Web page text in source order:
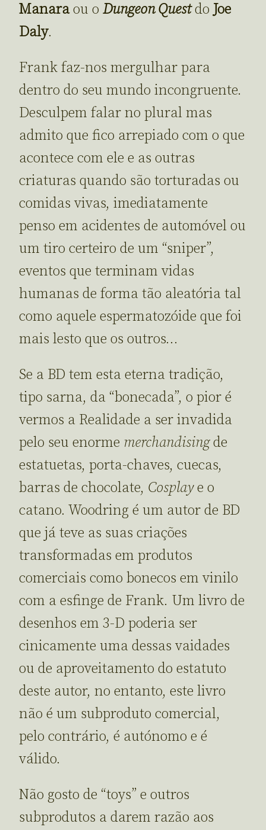
Manaraou o Dungeon Questdo Joe
Daly.
Frank faz-nos mergulhar para
dentro do seu mundo incongruente.
Desculpem falar no plural mas
admito que fico arrepiado com o que
acontece com ele e as outras
criaturas quando são torturadas ou
comidas vivas, imediatamente
penso em acidentes de automóvel ou
um tiro certeiro de um “sniper”,
eventos que terminam vidas
humanas de forma tão aleatória tal
como aquele espermatozóide que foi
mais lesto que os outros…
Se a BD tem esta eterna tradição,
tipo sarna, da “bonecada”, o pior é
vermos a Realidade a ser invadida
pelo seu enorme merchandisingde
estatuetas, porta-chaves, cuecas,
barras de chocolate, Cosplaye o
catano. Woodring é um autor de BD
que já teve as suas criações
transformadas em produtos
comerciais como bonecos em vinilo
com a esfinge de Frank. Um livro de
desenhos em 3-D poderia ser
cinicamente uma dessas vaidades
ou de aproveitamento do estatuto
deste autor, no entanto, este livro
não é um subproduto comercial,
pelo contrário, é autónomo e é
válido.
Não gosto de “toys” e outros
subprodutos a darem razão aos